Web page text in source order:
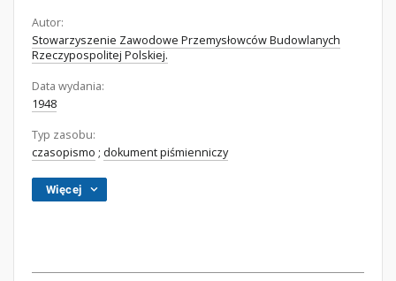
Autor:
Stowarzyszenie Zawodowe Przemysłowców Budowlanych
Rzeczypospolitej Polskiej.
Data wydania:
1948
Typ zasobu:
czasopismo ; dokument piśmienniczy
Więcej